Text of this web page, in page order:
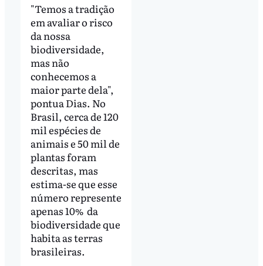
"Temos a tradição
em avaliar o risco
da nossa
biodiversidade,
mas não
conhecemos a
maior parte dela",
pontua Dias. No
Brasil, cerca de 120
mil espécies de
animais e 50 mil de
plantas foram
descritas, mas
estima-se que esse
número represente
apenas 10% da
biodiversidade que
habita as terras
brasileiras.